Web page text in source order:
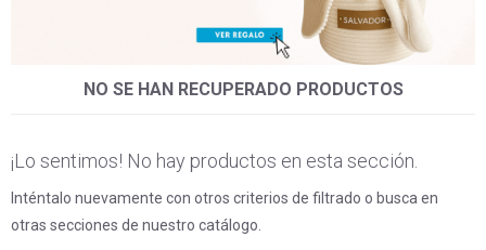
NO SE HAN RECUPERADO PRODUCTOS
¡Lo sentimos! No hay productos en esta sección.
Inténtalo nuevamente con otros criterios de filtrado o busca en
otras secciones de nuestro catálogo.